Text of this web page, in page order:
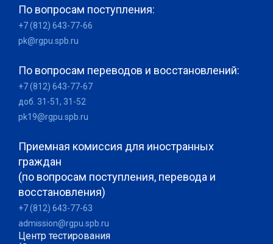
По вопросам поступления:
+7 (812) 643-77-66
pk@rgpu.spb.ru
По вопросам переводов и восстановлений:
+7 (812) 643-77-67
доб. 31-51, 31-52
pk19@rgpu.spb.ru
Приемная комиссия для иностранных
граждан
(по вопросам поступления, перевода и
восстановления)
+7 (812) 643-77-63
admission@rgpu.spb.ru
Центр тестирования